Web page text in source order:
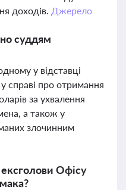
доходів. Джерело
суддям
у відставці
справі про отримання
за ухвалення
а також у
злочинним
Офісу